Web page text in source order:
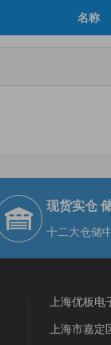
名称
现货实仓
十二大仓储
上海优板电
上海市嘉定